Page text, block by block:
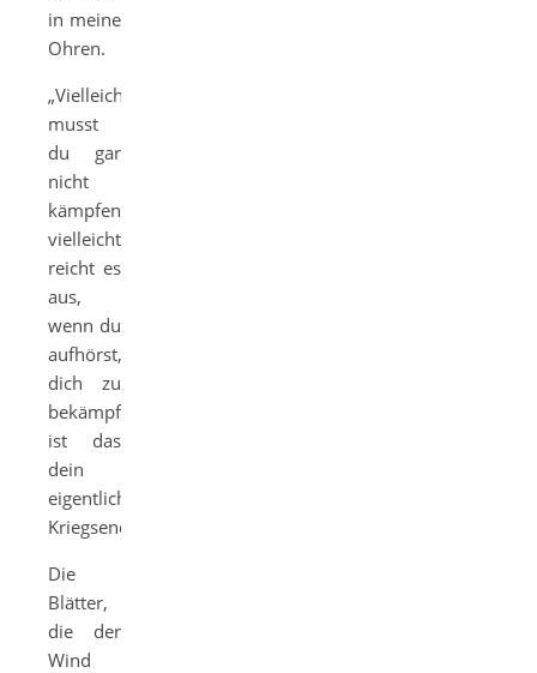
in meine
Ohren.
„Vielleicht
musst
du gar
nicht
kämpfen,
vielleicht
reicht es
aus,
wenn du
aufhörst,
dich zu
bekämpfen.Vielleicht
ist das
dein
eigentliches
Kriegsende.“
Die
Blätter,
die der
Wind